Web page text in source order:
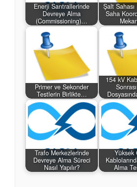
Enerji Santrallerinde
Devreye Alma
(Commissioning)…
Şalt Sahası
Saha
Primer ve Sekonder
Testlerin Birlikte…
154 kV
Trafo Merkezlerinde
Devreye Alma Süreci
Nasıl Yapılır?
Yüksek
Alma